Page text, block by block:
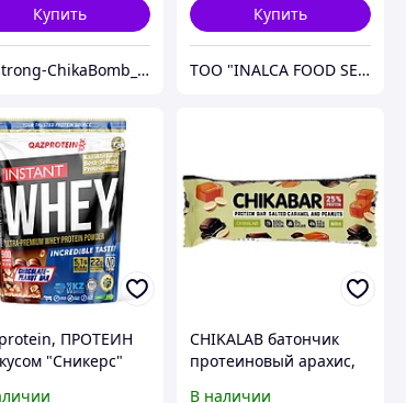
Купить
Prostrong-ChikaBomb_kz
Купить
ТОО "INALCA FOOD SERVICE"
ПРОТЕИН
"Сникерс"
CHIKALAB батончик
протеиновый арахис,
В наличии